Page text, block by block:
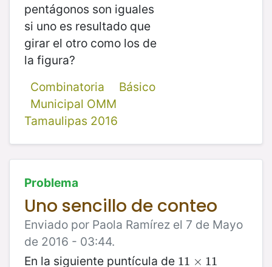
pentágonos son iguales
si uno es resultado que
girar el otro como los de
la figura?
Combinatoria
Básico
Municipal OMM
Tamaulipas 2016
Problema
Uno sencillo de conteo
Enviado por Paola Ramírez el 7 de Mayo
de 2016 - 03:44.
En la siguiente puntícula de 11 × 11
11×11